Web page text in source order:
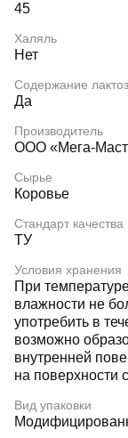
45
Халяль
Нет
Содержание
Да
Производитель
ООО «Мега-
Сырье
Коровье
Стандарт качества
ТУ
Условия хранения
При
влажности не
употребить в
возможно
внутренней
на поверхности
Вид упаковки